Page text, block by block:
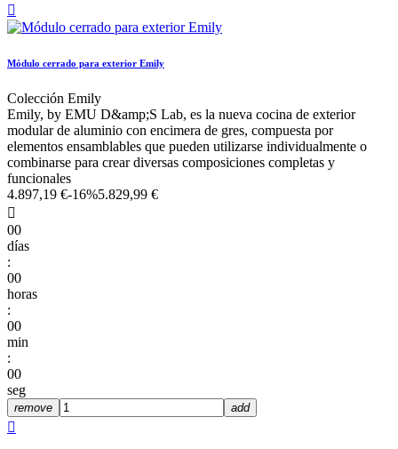

Módulo cerrado para exterior Emily
Colección Emily
Emily, by EMU D&amp;S Lab, es la nueva cocina de exterior
modular de aluminio con encimera de gres, compuesta por
elementos ensamblables que pueden utilizarse individualmente o
combinarse para crear diversas composiciones completas y
funcionales
4.897,19 €-16%5.829,99 €

00
días
:
00
horas
:
00
min
:
00
seg
remove add
